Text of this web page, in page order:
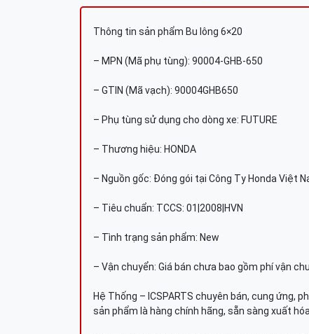
Thông tin sản phẩm Bu lông 6×20
– MPN (Mã phụ tùng): 90004-GHB-650
– GTIN (Mã vạch): 90004GHB650
– Phụ tùng sử dụng cho dòng xe: FUTURE
– Thương hiệu: HONDA
– Nguồn gốc: Đóng gói tại Công Ty Honda Việt
– Tiêu chuẩn: TCCS: 01|2008|HVN
– Tình trạng sản phẩm: New
– Vận chuyển: Giá bán chưa bao gồm phí vận
Hệ Thống – ICSPARTS chuyên bán, cung ứng,
sản phẩm là hàng chính hãng, sẵn sàng xuất